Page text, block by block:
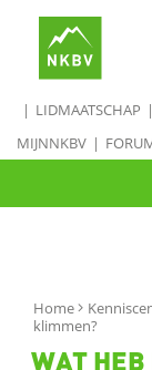
LIDMAATSCHAP
MIJNNKBV
Home
klimmen?
WAT